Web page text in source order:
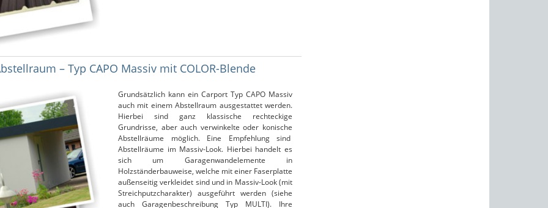
– Typ CAPO Massiv mit COLOR-Blende
Grundsätzlich kann ein Carport Typ CAPO Massiv
auch mit einem Abstellraum ausgestattet werden.
Hierbei sind ganz klassische rechteckige
Grundrisse, aber auch verwinkelte oder konische
Abstellräume möglich. Eine Empfehlung sind
Abstellräume im Massiv-Look. Hierbei handelt es
sich um Garagenwandelemente in
Holzständerbauweise, welche mit einer Faserplatte
außenseitig verkleidet sind und in Massiv-Look (mit
Streichputzcharakter) ausgeführt werden (siehe
auch Garagenbeschreibung Typ MULTI). Ihre